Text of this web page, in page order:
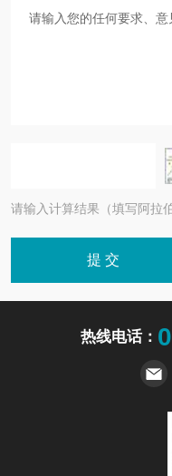
请输入计算结果（填写阿拉
热线电话：